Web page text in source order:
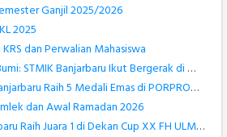
Ganjil 2025/2026
2025
dan Perwalian Mahasiswa
Banjarbaru Ikut Bergerak di World Cleanup Day 2025
Raih 5 Medali Emas di PORPROV Kalsel XII 2025
dan Awal Ramadan 2026
Raih Juara 1 di Dekan Cup XX FH ULM 2025